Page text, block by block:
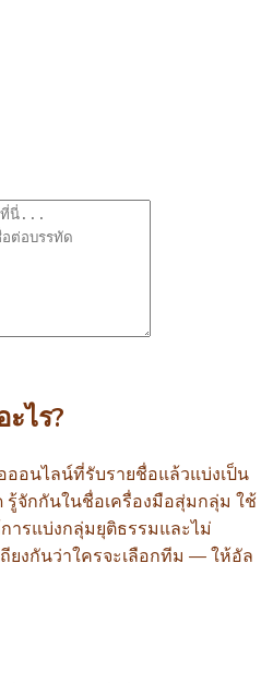
ไร?
ออนไลน์ที่รับรายชื่อแล้วแบ่งเป็น
จักกันในชื่อเครื่องมือสุ่มกลุ่ม ใช้
ารแบ่งกลุ่มยุติธรรมและไม่
ถียงกันว่าใครจะเลือกทีม — ให้อัล